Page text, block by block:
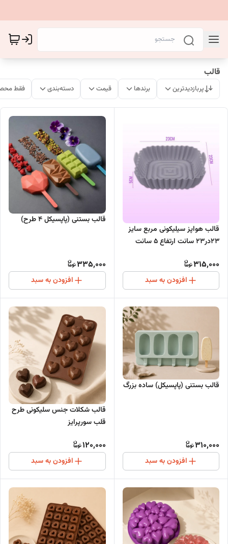
قالب
پربازدیدترین برندها قیمت دسته‌بندی فقط
قالب هواپز سیلیکونی مربع سایز
23در23 سانت ارتفاع 5 سانت
315,000
افزودن به سبد
قالب بستنی (پاپسیکل 4 طرح)
335,000
افزودن به سبد
قالب بستنی (پاپسیکل) ساده بزرگ
310,000
افزودن به سبد
قالب شکلات جنس سلیکونی طرح
قلب سورپرایز
120,000
افزودن به سبد